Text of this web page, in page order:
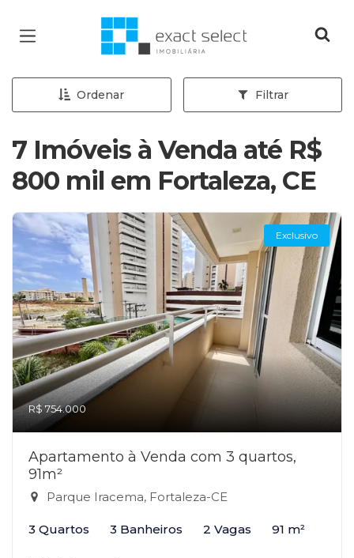
Página inicial
Ordenar Filtrar
7 Imóveis à Venda até R$
800 mil em Fortaleza, CE
Exclusivo
R$ 754.000
Apartamento à Venda com 3 quartos,
91m²
Parque Iracema, Fortaleza-CE
3 Quartos 3 Banheiros 2 Vagas 91 m²